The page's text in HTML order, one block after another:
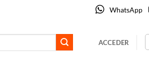
WhatsApp
ACCEDER